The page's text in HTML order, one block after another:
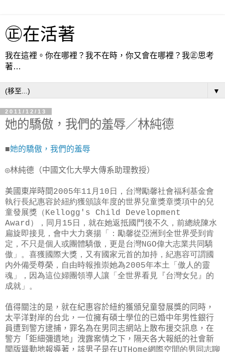
㊣在活著
我在這裡。你在哪裡？我不在時，你又會在哪裡？我㊣思考
著…
▼
2011/12/13
她的驕傲，我們的羞辱／林純德
■她的驕傲，我們的羞辱
◎林純德（中國文化大學大傳系助理教授）
美國東岸時間2005年11月10日，台灣勵馨社會福利基金會
執行長紀惠容於紐約獲頒該年度的世界兒童獎章獎項中的兒
童發展獎（Kellogg's Child Development
Award），同月15日，就在她返抵國門後不久，前總統陳水
扁旋即接見，會中大力褒揚「：勵馨從亞洲到全世界受到肯
定，不只是個人或團體驕傲，更是台灣NGO偉大志業共同驕
傲」。喜獲國際大獎，又有國家元首的加持，紀惠容可謂國
內外備受尊榮，自由時報推崇她為2005年本土「傲人的靈
魂」，因為這位婦團領導人讓「全世界看見『台灣女兒』的
成就」。
值得關注的是，就在紀惠容於紐約獲頒兒童發展獎的同時，
太平洋對岸的台北，一位擁有碩士學位的已婚中年男性銀行
員遭到警方逮捕，罪名為在男同志網站上散布援交訊息，在
警方「鉅細彌遺地」洩露案情之下，隔天各大報紙的社會新
聞版聳動地報導著，該男子是在UTHome網際空間的男同志聊